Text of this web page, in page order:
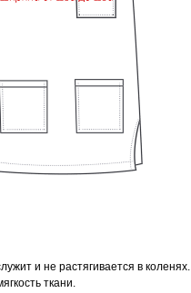
и не растягивается в коленях.
ткани.